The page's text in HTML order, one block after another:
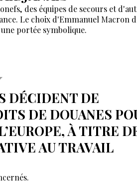
des équipes de secours et
Le choix d'Emmanuel Macron
portée symbolique.
DÉCIDENT DE
DE DOUANES
À TITRE
AU TRAVAIL